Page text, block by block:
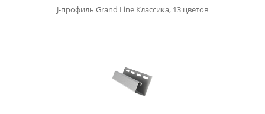
J-профиль Grand Line Классика, 13 цветов